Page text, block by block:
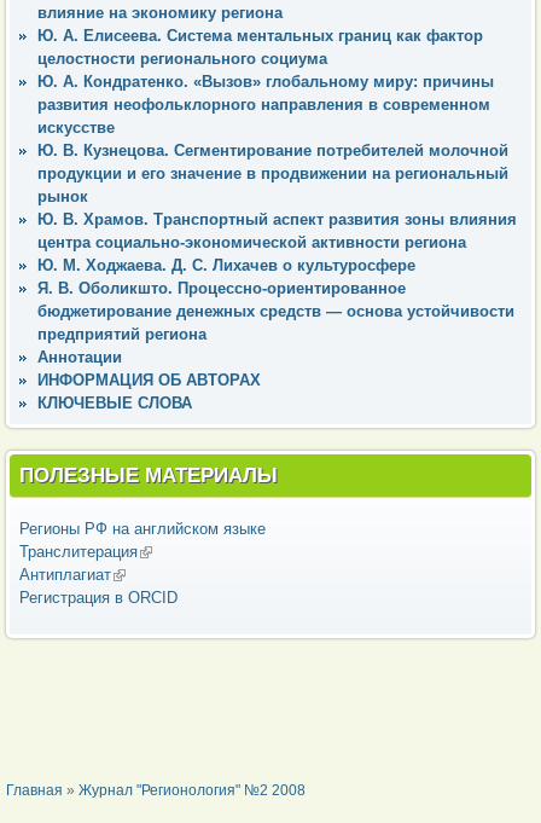
влияние на экономику региона
Ю. А. Елисеева. Система ментальных границ как фактор
целостности регионального социума
Ю. А. Кондратенко. «Вызов» глобальному миру: причины
развития неофольклорного направления в современном
искусстве
Ю. В. Кузнецова. Сегментирование потребителей молочной
продукции и его значение в продвижении на региональный
рынок
Ю. В. Храмов. Транспортный аспект развития зоны влияния
центра социально-экономической активности региона
Ю. М. Ходжаева. Д. С. Лихачев о культуросфере
Я. В. Оболикшто. Процессно-ориентированное
бюджетирование денежных средств — основа устойчивости
предприятий региона
Аннотации
ИНФОРМАЦИЯ ОБ АВТОРАХ
КЛЮЧЕВЫЕ СЛОВА
ПОЛЕЗНЫЕ МАТЕРИАЛЫ
Регионы РФ на английском языке
Транслитерация(внешняя ссылка)
Антиплагиат(внешняя ссылка)
Регистрация в ORCID
ВЫ ЗДЕСЬ
Главная » Журнал "Регионология" №2 2008